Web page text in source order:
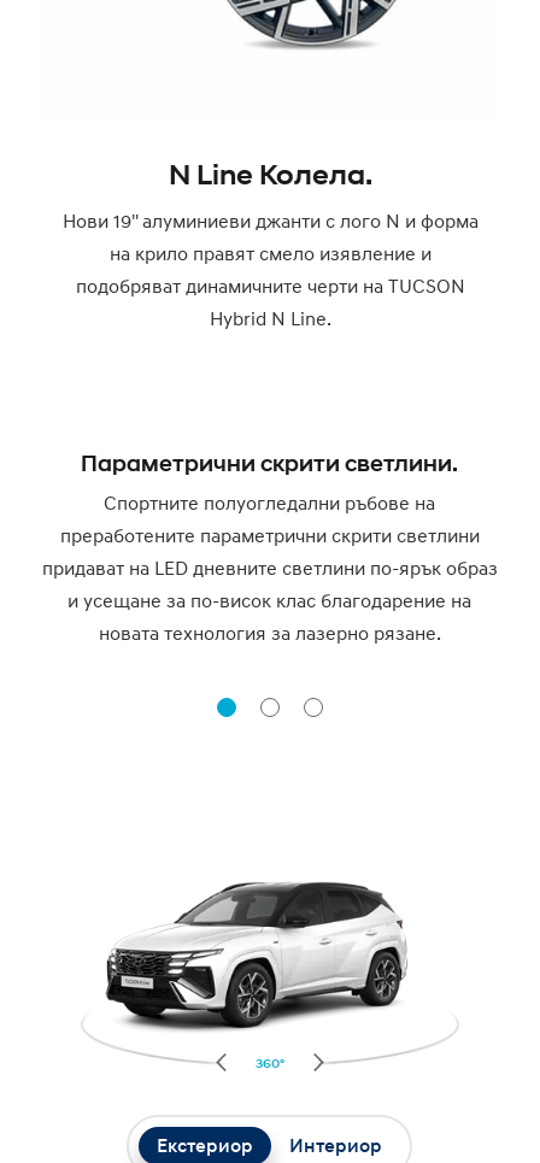
N Line Колела.
Нови 19'' алуминиеви джанти с лого N и форма
на крило правят смело изявление и
подобряват динамичните черти на TUCSON
Hybrid N Line.
Параметрични скрити светлини.
Спортните полуогледални ръбове на
преработените параметрични скрити светлини
придават на LED дневните светлини по-ярък образ
и усещане за по-висок клас благодарение на
новата технология за лазерно рязане.
360°
Екстериор Интериор